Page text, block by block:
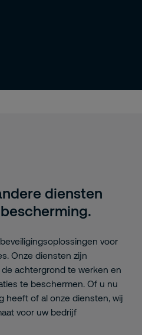
diensten
voor
Onze diensten zijn
achtergrond te werken en
te beschermen. Of u nu
heeft of al onze diensten, wij
voor uw bedrijf